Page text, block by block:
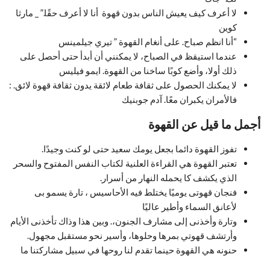
لا أعرف كيف يعيش الناس بدون قهوة أنا لا أعرف حقًا.” _ مارثا
كوين
“أنا انظم صباح. على أنغام القهوة ” تيري جيلمينس
عندما استيقظ في الصباح، لا يمكنني أن أبدأ حتى أحصل على
ذلك أولا، وأضع كوبًا ساخنا من القهوة. ايمو فيليس
لا يمكنك الحصول على ثقافة طعام لائقة يدون ثقافة قهوة لائق. :
فالأمران يكبران معًا. آدم جوبنيك
أجمل ما قيل عن القهوة
تفوز القهوة دائما بجعل يومك سعيد حتى لو كنت وجيدًا.
تعتبر القهوة هي القراءة العلنية لكتاب النفس المفتوح والسحر
الذي يكشف كا يحمله النهار من أسرار.
فنجان قهوتى يوميًا يختلط فيه الأحاسيس ، تارة يسمو بى
لأعانق السماء وأطير عاليًا
وتارة وأخذنى إلى مشارف الجنون،. وبين هذا وذاك تأخذنى الأيام
وأرتشف قهوتي بمرها وحلوها، وأسير نحو مستقبل مجهول.
حنونه هي القهوة حينما تقدم لنا روحها في سبيل مشاركتنا ما